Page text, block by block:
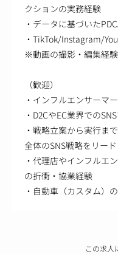
クションの実務経験
・データに基づいた
・TikTok/Instagram/
※動画の撮影・編集経
（歓迎）
・インフルエンサーマ
・D2CやEC業界での
・戦略立案から実行ま
全体のSNS戦略をリード
・代理店やインフルエ
の折衝・協業経験
・自動車（カスタム）
この求人